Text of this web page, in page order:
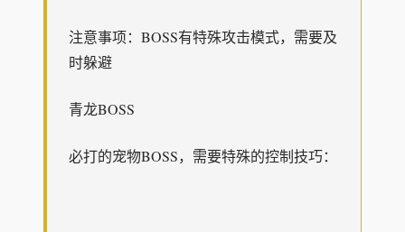
注意事项：BOSS有特殊攻击模式，需要及
时躲避
青龙BOSS
必打的宠物BOSS，需要特殊的控制技巧：